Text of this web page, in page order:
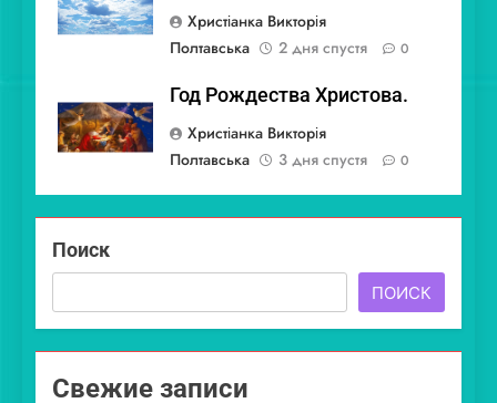
Христіанка Викторія
Полтавська
2 дня спустя 0
Год Рождества Христова.
Христіанка Викторія
Полтавська
3 дня спустя 0
Поиск
ПОИСК
Свежие записи